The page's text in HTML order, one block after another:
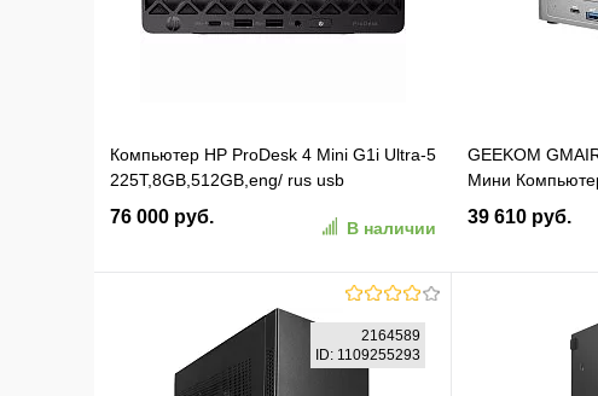
Компьютер HP ProDesk 4 Mini G1i Ultra-5
225T,8GB,512GB,eng/ rus usb
kbd,mouse,WiFi,BT,DOS,1Wty (CF9C6ET)
76 000 руб.
В наличии
В корзину
GEEKOM
Мини
13900HK
39 610 руб.
2164589
ID: 1109255293